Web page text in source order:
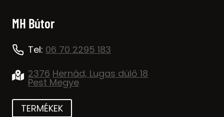
MH Bútor
Tel: 06 70 2295 183
2376 Hernád, Lugas dülő 18
Pest Megye
TERMÉKEK